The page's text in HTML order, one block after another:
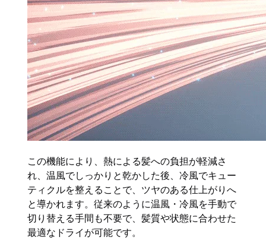
この機能により、熱による髪への負担が軽減さ
れ、温風でしっかりと乾かした後、冷風でキュー
ティクルを整えることで、ツヤのある仕上がりへ
と導かれます。従来のように温風・冷風を手動で
切り替える手間も不要で、髪質や状態に合わせた
最適なドライが可能です。